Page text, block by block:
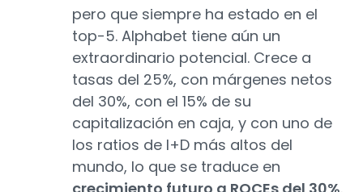
pero que siempre ha estado en el
top-5. Alphabet tiene aún un
extraordinario potencial. Crece a
tasas del 25%, con márgenes netos
del 30%, con el 15% de su
capitalización en caja, y con uno de
los ratios de I+D más altos del
mundo, lo que se traduce en